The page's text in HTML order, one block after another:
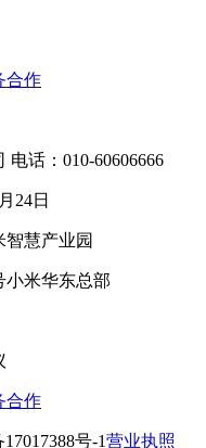
合作
话：010-60606666
24日
慧产业园
小米华东总部
合作
号-1营业执照